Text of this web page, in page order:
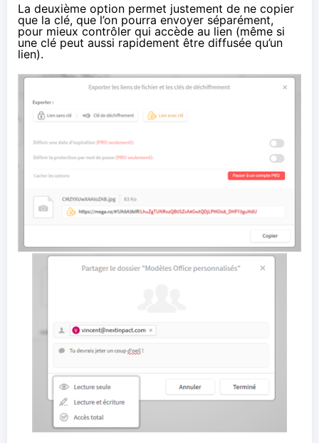
La deuxième option permet justement de ne copier
que la clé, que l’on pourra envoyer séparément,
pour mieux contrôler qui accède au lien (même si
une clé peut aussi rapidement être diffusée qu’un
lien).